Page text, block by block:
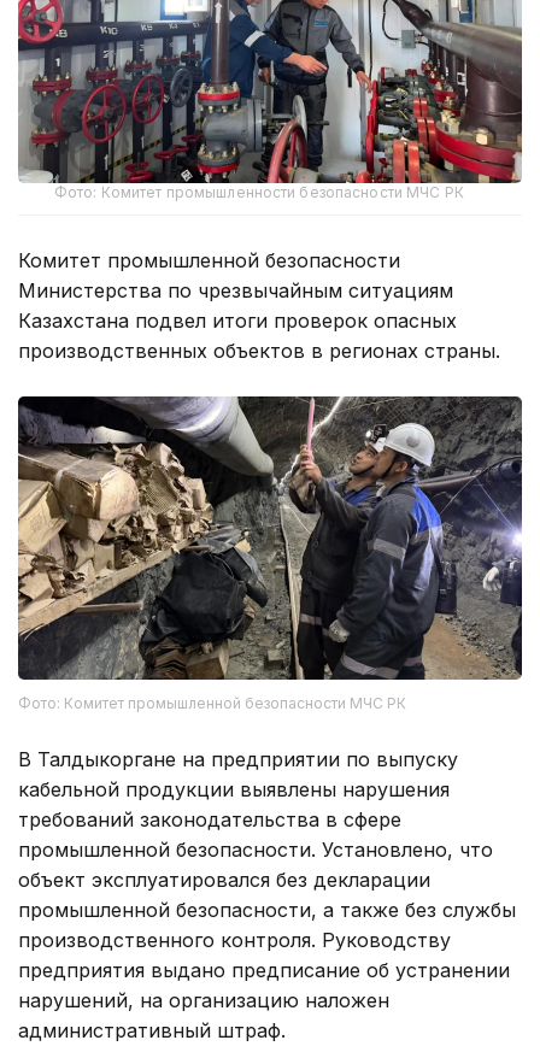
Фото: Комитет промышленности безопасности МЧС РК
Комитет промышленной безопасности
Министерства по чрезвычайным ситуациям
Казахстана подвел итоги проверок опасных
производственных объектов в регионах страны.
Фото: Комитет промышленной безопасности МЧС РК
В Талдыкоргане на предприятии по выпуску
кабельной продукции выявлены нарушения
требований законодательства в сфере
промышленной безопасности. Установлено, что
объект эксплуатировался без декларации
промышленной безопасности, а также без службы
производственного контроля. Руководству
предприятия выдано предписание об устранении
нарушений, на организацию наложен
административный штраф.